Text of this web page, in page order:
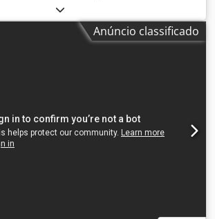
tubulação e fiação interna, compressão
injeção de óleo, refrigerado a ar, com
e controle de velocidade. Pressão final:
Anúncio classificado